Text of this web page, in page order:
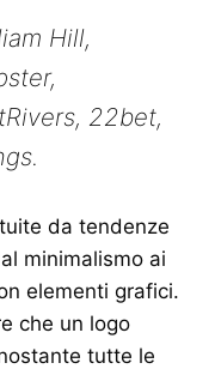
Hill,
22bet,
da tendenze
minimalismo ai
elementi grafici.
che un logo
tutte le